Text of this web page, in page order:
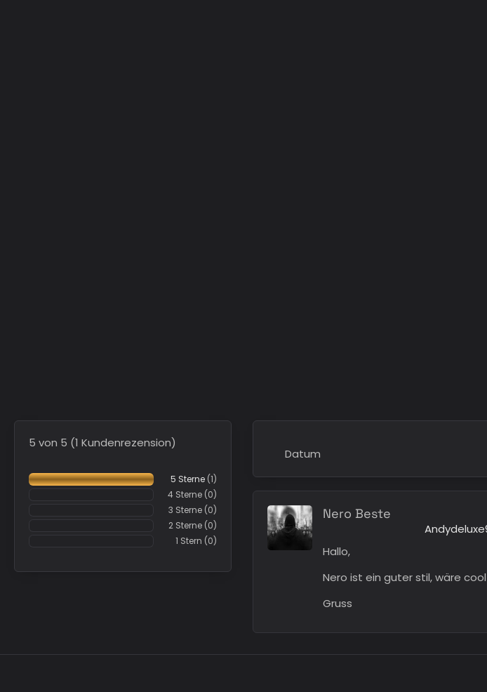
5 von 5 (1 Kundenrezension)
5 Sterne (1)
4 Sterne (0)
3 Sterne (0)
2 Sterne (0)
1 Stern (0)
Datum
Nero Beste
Hallo,
Nero ist ein guter stil, wäre
Gruss